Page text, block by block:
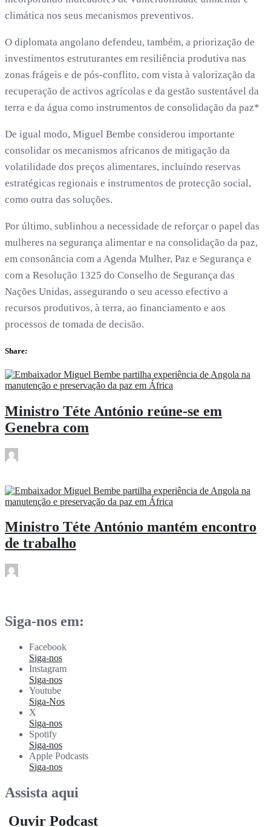
climática nos seus mecanismos preventivos.
O diplomata angolano defendeu, também, a priorização de
investimentos estruturantes em resiliência produtiva nas
zonas frágeis e de pós-conflito, com vista à valorização da
recuperação de activos agrícolas e da gestão sustentável da
terra e da água como instrumentos de consolidação da paz*
De igual modo, Miguel Bembe considerou importante
consolidar os mecanismos africanos de mitigação da
volatilidade dos preços alimentares, incluindo reservas
estratégicas regionais e instrumentos de protecção social,
como outra das soluções.
Por último, sublinhou a necessidade de reforçar o papel das
mulheres na segurança alimentar e na consolidação da paz,
em consonância com a Agenda Mulher, Paz e Segurança e
com a Resolução 1325 do Conselho de Segurança das
Nações Unidas, assegurando o seu acesso efectivo a
recursos produtivos, à terra, ao financiamento e aos
processos de tomada de decisão.
Share:
Ministro Téte António reúne-se em
Genebra com
Ministro Téte António mantém encontro
de trabalho
Siga-nos em:
Facebook
Siga-nos
Instagram
Siga-nos
Youtube
Siga-Nos
X
Siga-nos
Spotify
Siga-nos
Apple Podcasts
Siga-nos
Assista aqui
Ouvir Podcast